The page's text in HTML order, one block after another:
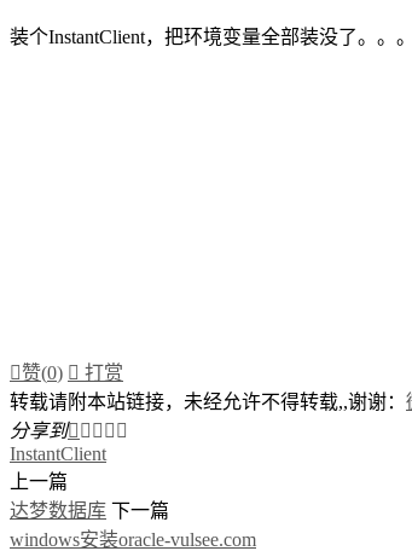
装个InstantClient，把环境变量全部装没了。。。
赞(0)  打赏
转载请附本站链接，未经允许不得转载,,谢谢：
分享到    
InstantClient
上一篇
达梦数据库 下一篇
windows安装oracle-vulsee.com